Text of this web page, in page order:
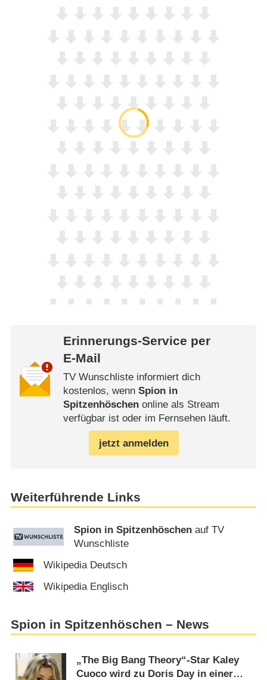
Erinnerungs-Service per
E-Mail
TV Wunschliste informiert dich
kostenlos, wenn Spion in
Spitzenhöschenonline als Stream
verfügbar ist oder im Fernsehen läuft.
jetzt anmelden
Weiterführende Links
Spion in Spitzenhöschen auf TV
Wunschliste
Wikipedia Deutsch
Wikipedia Englisch
Spion in Spitzenhöschen – News
„The Big Bang Theory“-Star Kaley
Cuoco wird zu Doris Day in einer